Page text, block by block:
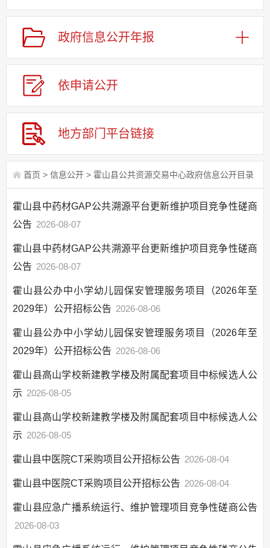
基层重点领域信息公开
规划信息
建议提案办理
公务员及事业单位招录
应急管理
回应关切
监督保障
其他法定信息
政府信息公开年报
依申请公开
地方部门平台链接
首页 > 信息公开 > 霍山县公共资源交易中心政府信息公开目录
霍山县中药材GAP公共溯源平台更新维护项目竞争性磋商
公告 2026-08-07
霍山县中药材GAP公共溯源平台更新维护项目竞争性磋商
公告 2026-08-07
霍山县公办中小学幼儿园保安管理服务项目（2026年至
2029年）公开招标公告 2026-08-06
霍山县公办中小学幼儿园保安管理服务项目（2026年至
2029年）公开招标公告 2026-08-06
霍山县高山学校新建教学楼及附属配套项目中标候选人公
示 2026-08-05
霍山县高山学校新建教学楼及附属配套项目中标候选人公
示 2026-08-05
霍山县中医院CT采购项目公开招标公告 2026-08-04
霍山县中医院CT采购项目公开招标公告 2026-08-04
霍山县应急广播系统运行、维护管理项目竞争性磋商公告
2026-08-03